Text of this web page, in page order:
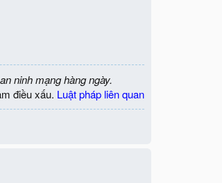
ninh mạng hàng ngày.
điều xấu. Luật pháp liên quan